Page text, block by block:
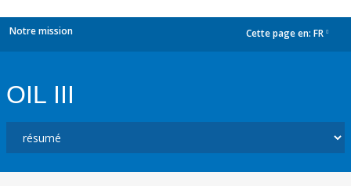
Notre mission Cette page en: FR
OIL III